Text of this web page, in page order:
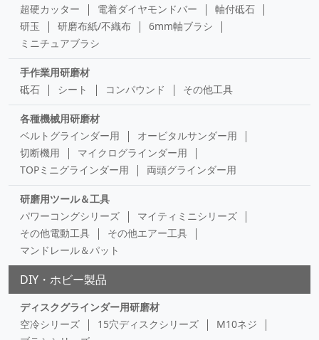
超硬カッター
電着ダイヤモンドバー
軸付砥石
研玉
研磨布紙/不織布
6mm軸ブラシ
ミニチュアブラシ
手作業用研磨材
砥石
シート コンパウンド その他工具
各種機械用研磨材
ベルトグラインダー用
オービタルサンダー用
切断機用
マイクログラインダー用
TOPミニグラインダー用
両頭グラインダー用
研磨用ツール＆工具
パワーコングシリーズ
マイティミニシリーズ
その他電動工具
その他エアー工具
マンドレール＆パット
DIY・ホビー製品
ディスクグラインダー用研磨材
空冷シリーズ
15穴ディスクシリーズ
M10ネジ